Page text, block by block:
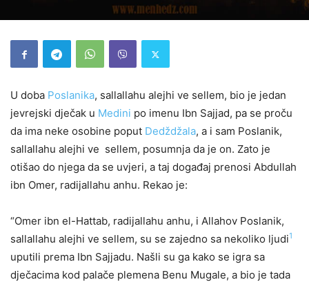
U doba Poslanika, sallallahu alejhi ve sellem, bio je jedan
jevrejski dječak u Medini po imenu Ibn Sajjad, pa se proču
da ima neke osobine poput Dedždžala, a i sam Poslanik,
sallallahu alejhi ve sellem, posumnja da je on. Zato je
otišao do njega da se uvjeri, a taj događaj prenosi Abdullah
ibn Omer, radijallahu anhu. Rekao je:
“Omer ibn el-Hattab, radijallahu anhu, i Allahov Poslanik,
sallallahu alejhi ve sellem, su se zajedno sa nekoliko ljudi1
uputili prema Ibn Sajjadu. Našli su ga kako se igra sa
dječacima kod palače plemena Benu Mugale, a bio je tada